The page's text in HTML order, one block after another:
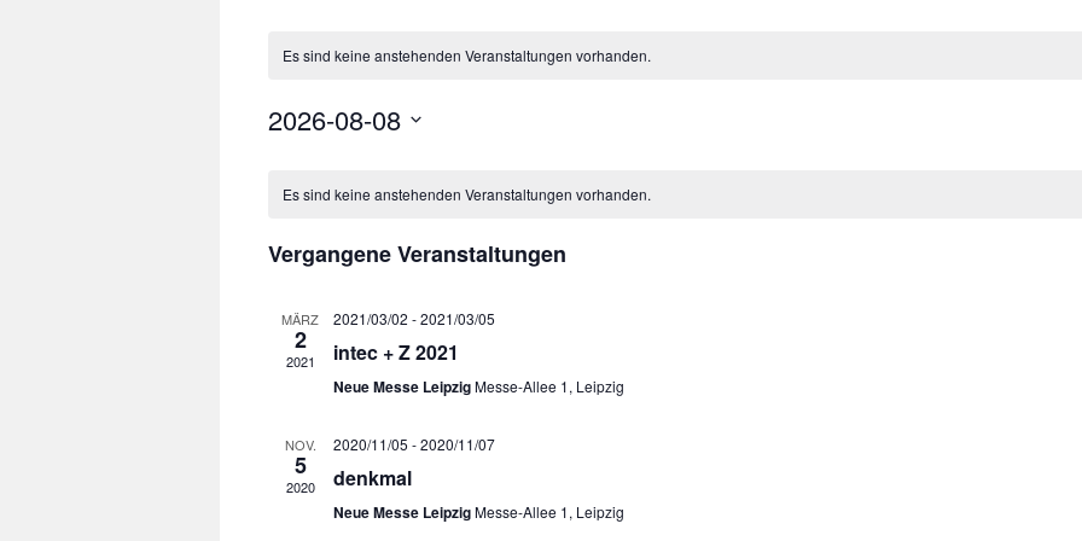
Es sind keine anstehenden Veranstaltungen vorhanden.
2026-08-08
von
Es sind keine anstehenden Veranstaltungen vorhanden.
Vergangene Veranstaltungen
MÄRZ
2
2021
2021/03/02 -2021/03/05
intec + Z 2021
Neue Messe LeipzigMesse-Allee 1, Leipzig
NOV.
5
2020
2020/11/05 -2020/11/07
denkmal
Neue Messe LeipzigMesse-Allee 1, Leipzig